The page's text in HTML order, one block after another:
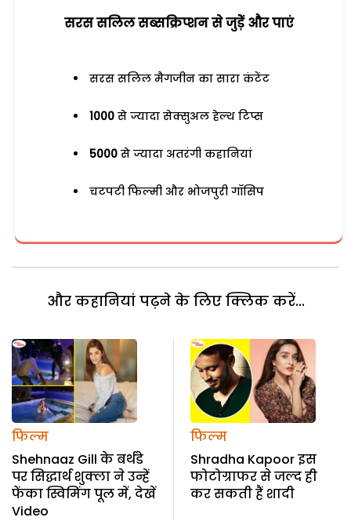
सरस सलिल सब्सक्रिप्शन से जुड़ेें और पाएं
सरस सलिल मैगजीन का सारा कंटेंट
1000 से ज्यादा सेक्सुअल हेल्थ टिप्स
5000 से ज्यादा अतरंगी कहानियां
चटपटी फिल्मी और भोजपुरी गॉसिप
और कहानियां पढ़ने के लिए क्लिक करें...
फिल्म
Shehnaaz Gill के बर्थडे
पर सिद्धार्थ शुक्ला ने उन्हें
फेंका स्विमिंग पूल में, देखें
Video
फिल्म
Shradha Kapoor इस
फोटोग्राफर से जल्द ही
कर सकती हैं शादी